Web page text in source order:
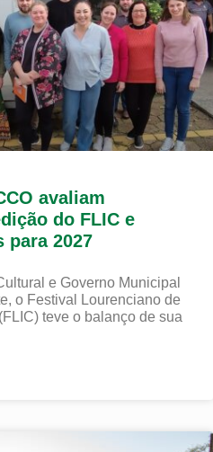
avaliam
do FLIC e
para 2027
e Governo Municipal
o Festival Lourenciano de
teve o balanço de sua